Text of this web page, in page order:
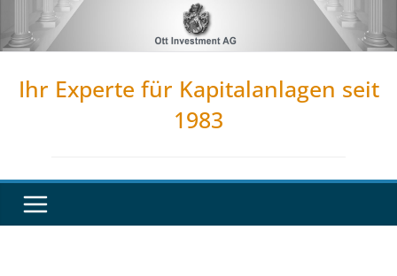
Inhalt
Ihr Experte für Kapitalanlagen seit
1983